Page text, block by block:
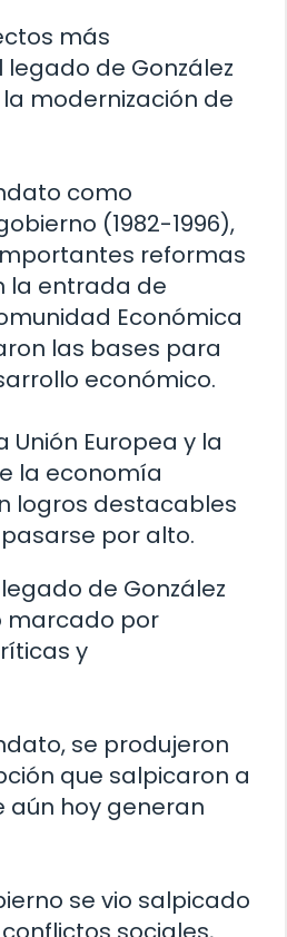
más
de González
modernización de
como
(1982-1996),
reformas
la entrada de
Económica
las bases para
económico.
Unión Europea y la
la economía
logros destacables
por alto.
de González
marcado por
y
se produjeron
que salpicaron a
aún hoy generan
se vio salpicado